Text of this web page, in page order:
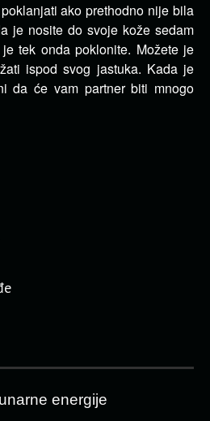
ako prethodno nije bila
je nosite do svoje kože sedam
tek onda poklonite. Možete je
ispod svog jastuka. Kada je
da će vam partner biti mnogo
energije